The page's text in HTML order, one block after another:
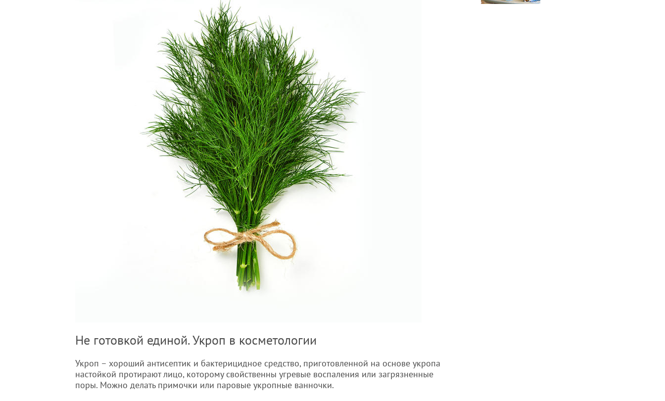
Не готовкой единой. Укроп в косметологии
Укроп – хороший антисептик и бактерицидное средство, приготовленной на основе укропа
настойкой протирают лицо, которому свойственны угревые воспаления или загрязненные
поры. Можно делать примочки или паровые укропные ванночки.